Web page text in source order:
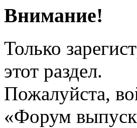
Внимание!
Только
этот раздел.
Пожалуйста,
«Форум